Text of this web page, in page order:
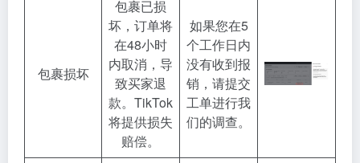
包裹损坏
包裹已损
坏，订单将
在48小时
内取消，导
致买家退
款。TikTok
将提供损失
赔偿。
如果您在5
个工作日内
没有收到报
销，请提交
工单进行我
们的调查。